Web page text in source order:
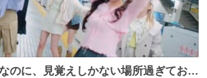
のに、見覚えしかない場所過ぎておも